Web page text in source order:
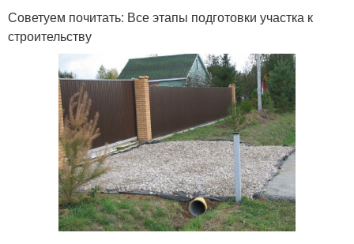
Советуем почитать: Все этапы подготовки участка к
строительству